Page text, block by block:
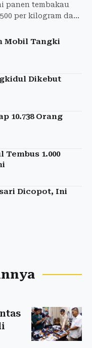
panen tembakau
per kilogram dan
Mobil Tangki
Dikebut
10.738 Orang
1.000
Dicopot, Ini